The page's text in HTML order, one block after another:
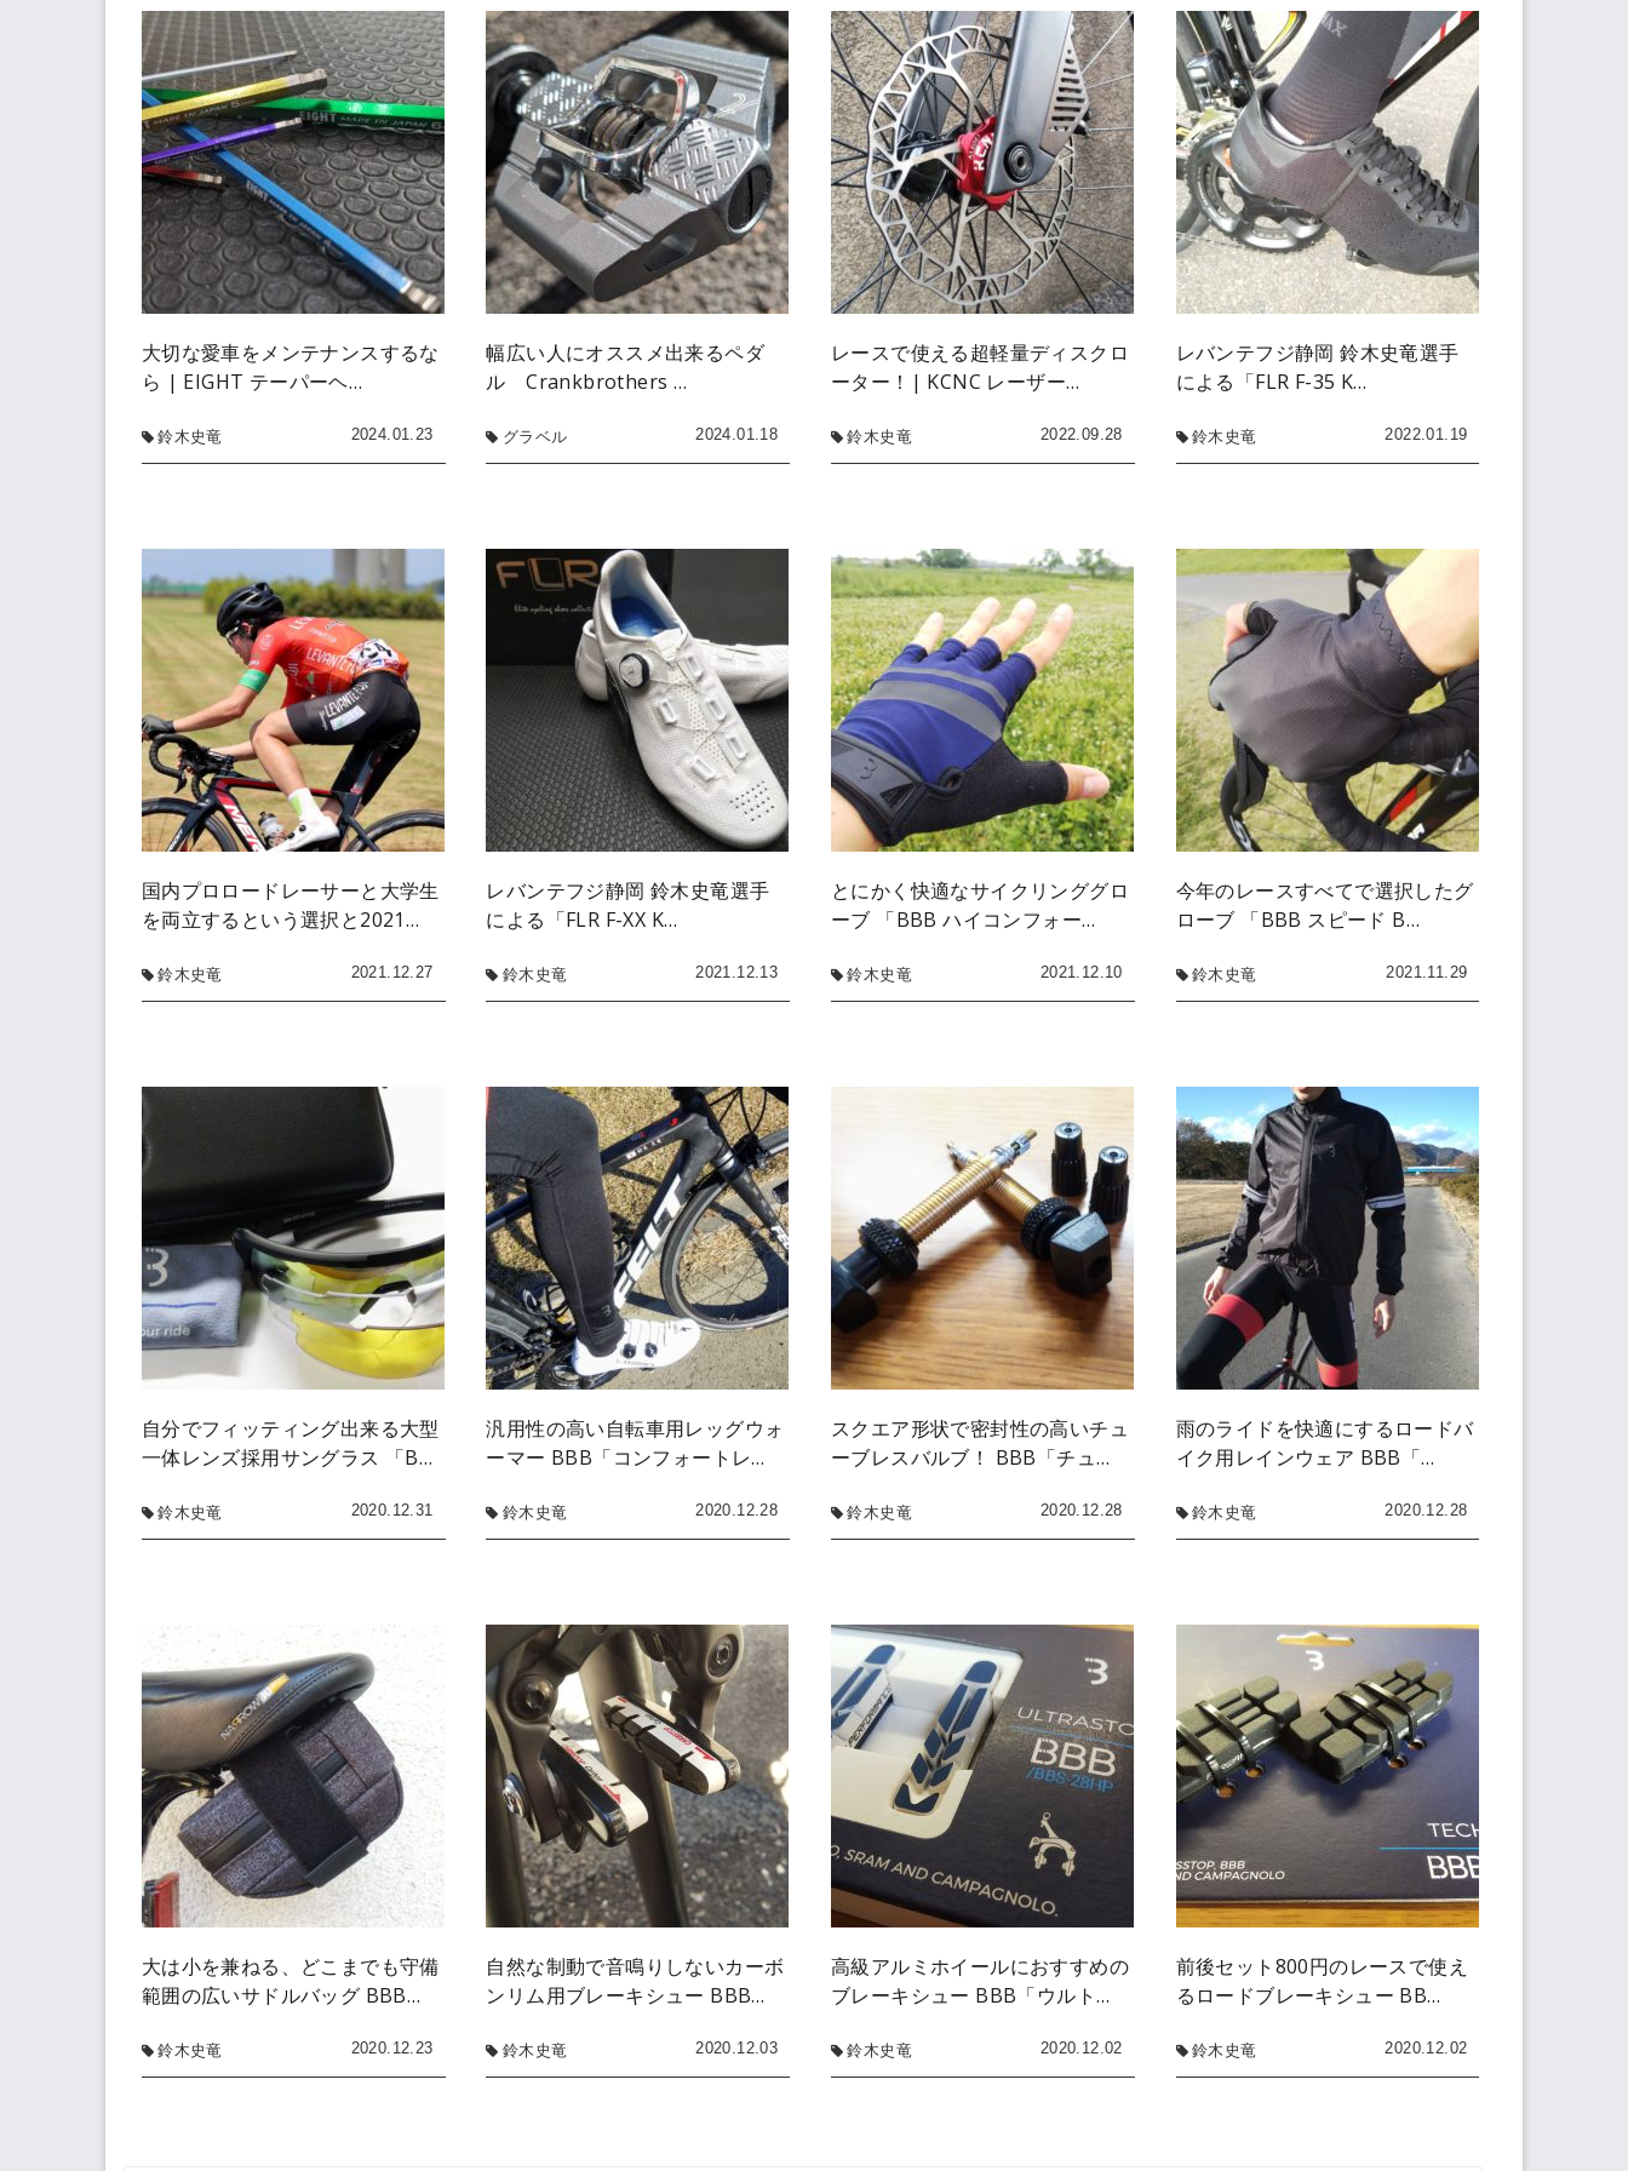
大切な愛車をメンテナンスするな
ら | EIGHT テーパーヘ…
鈴木史竜 2024.01.23
幅広い人にオススメ出来るペダ
ル Crankbrothers …
グラベル 2024.01.18
レースで使える超軽量ディスクロ
ーター！| KCNC レーザー…
鈴木史竜 2022.09.28
レバンテフジ静岡 鈴木史竜選手
による「FLR F-35 K…
鈴木史竜 2022.01.19
国内プロロードレーサーと大学生
を両立するという選択と2021…
鈴木史竜 2021.12.27
レバンテフジ静岡 鈴木史竜選手
による「FLR F-XX K…
鈴木史竜 2021.12.13
とにかく快適なサイクリンググロ
ーブ 「BBB ハイコンフォー…
鈴木史竜 2021.12.10
今年のレースすべてで選択したグ
ローブ 「BBB スピード B…
鈴木史竜 2021.11.29
自分でフィッティング出来る大型
一体レンズ採用サングラス 「B…
鈴木史竜 2020.12.31
汎用性の高い自転車用レッグウォ
ーマー BBB「コンフォートレ…
鈴木史竜 2020.12.28
スクエア形状で密封性の高いチュ
ーブレスバルブ！ BBB「チュ…
鈴木史竜 2020.12.28
雨のライドを快適にするロードバ
イク用レインウェア BBB「…
鈴木史竜 2020.12.28
大は小を兼ねる、どこまでも守備
範囲の広いサドルバッグ BBB…
鈴木史竜 2020.12.23
自然な制動で音鳴りしないカーボ
ンリム用ブレーキシュー BBB…
鈴木史竜 2020.12.03
高級アルミホイールにおすすめの
ブレーキシュー BBB「ウルト…
鈴木史竜 2020.12.02
前後セット800円のレースで使え
るロードブレーキシュー BB…
鈴木史竜 2020.12.02